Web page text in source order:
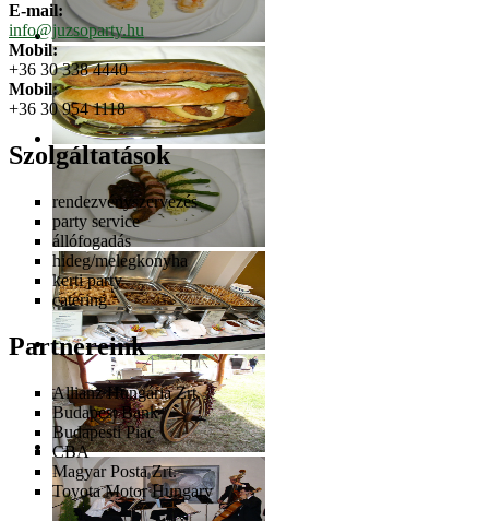
E-mail:
info@juzsoparty.hu
Mobil:
+36 30 338 4440
Mobil:
+36 30 954 1118
Szolgáltatások
rendezvényszervezés
party service
állófogadás
hideg/melegkonyha
kerti party
catering
Partnereink
Allianz Hungária Zrt.
Budapest Bank
Budapesti Piac
CBA
Magyar Posta Zrt.
Toyota Motor Hungary